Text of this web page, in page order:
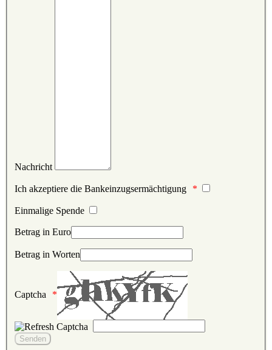
Nachricht
Ich akzeptiere die Bankeinzugsermächtigung
Einmalige Spende
Betrag in Euro
Betrag in Worten
Captcha